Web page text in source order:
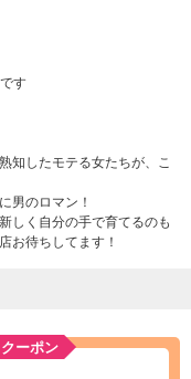
す
知したモテる女たちが、こ
男のロマン！
しく自分の手で育てるのも
お待ちしてます！
ーポン